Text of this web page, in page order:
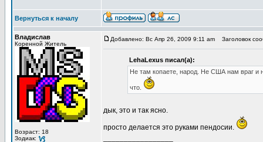
Вернуться к началу
Владислав
Коренной Житель
Возраст: 18
Зодиак:
Добавлено: Вс Апр 26, 2009 9:11 am Заголовок
LehaLexus писал(а):
Не там копаете, народ. Не США нам враг и
что.
дык, это и так ясно.
просто делается это руками пендосии.